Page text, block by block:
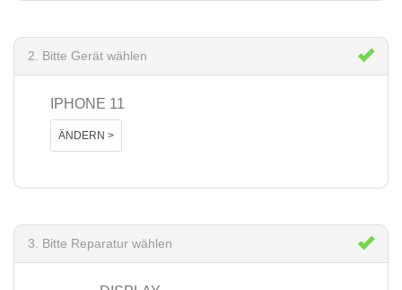
2. Bitte Gerät wählen
IPHONE 11
ÄNDERN >
3. Bitte Reparatur wählen